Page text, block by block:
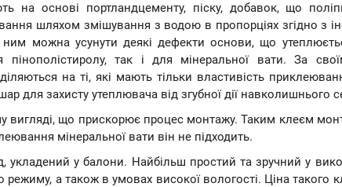
на основі портландцементу, піску, добавок, що
шляхом змішування з водою в пропорціях згідно з
можна усунути деякі дефекти основи, що
так і для мінеральної вати. За
на ті, які мають тільки властивість
для захисту утеплювача від згубної дії навколишнього
вигляді, що прискорює процес монтажу. Таким клеєм
мінеральної вати він не підходить.
укладений у балони. Найбільш простий та зручний у
а також в умовах високої вологості. Ціна такого